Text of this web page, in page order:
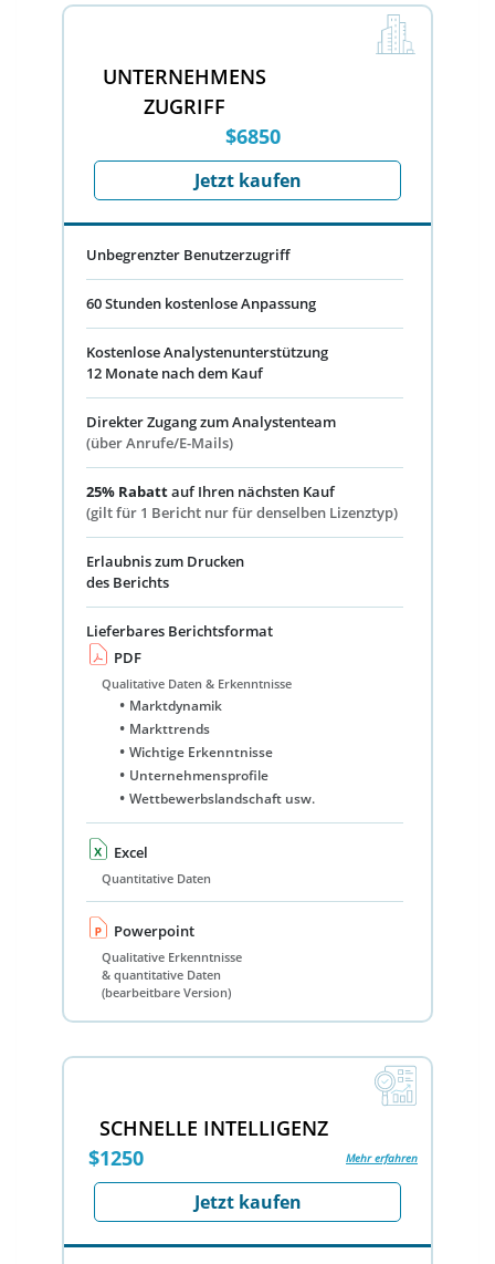
UNTERNEHMENS
ZUGRIFF
$6850
Jetzt kaufen
Unbegrenzter Benutzerzugriff
60 Stunden kostenlose Anpassung
Kostenlose Analystenunterstützung
12 Monate nach dem Kauf
Direkter Zugang zum Analystenteam
(über Anrufe/E-Mails)
25% Rabattauf Ihren nächsten Kauf
(gilt für 1 Bericht nur für denselben Lizenztyp)
Erlaubnis zum Drucken
des Berichts
Lieferbares Berichtsformat
PDF
Qualitative Daten & Erkenntnisse
Marktdynamik
Markttrends
Wichtige Erkenntnisse
Unternehmensprofile
Wettbewerbslandschaft usw.
Excel
Quantitative Daten
Powerpoint
Qualitative Erkenntnisse
& quantitative Daten
(bearbeitbare Version)
SCHNELLE INTELLIGENZ
$1250
Mehr erfahren
Jetzt kaufen